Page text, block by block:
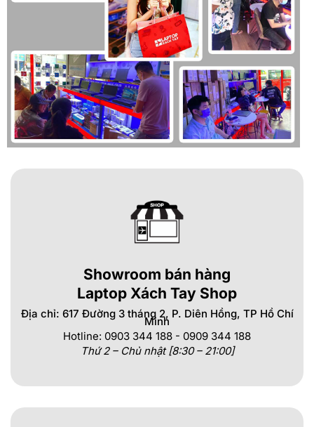
sử dụng.
: Đủ sức mạnh để xử lý các tác vụ học tập,
văn phòng và giải trí cơ bản một cách mượt mà.
Bàn phím và touchpad tốt:Mang lại trải nghiệm gõ phím và
thao tác thoải mái.
Đa dạng cổng kết nối: Hỗ trợ tốt cho việc kết nối với các
thiết bị ngoại vi.
Thương hiệu uy tín:Dell là một thương hiệu laptop được tin
cậy trên toàn thế giới với dịch vụ hỗ trợ và bảo hành tốt.
Nhược Điểm Cần Cân Nhắc
Màn hình hiển thị ở mức cơ bản: Độ sáng và độ phủ màu có
xác màu cao như thiết kế in ấn, đồ họa hình ảnh, video 3D
Thiết kế chưa thực sự nổi bật: Mang tính thực dụng cao hơn
là tính thẩm mỹ.
Hiệu năng đồ họa tích hợp: Không phù hợp cho các tác vụ
đồ họa nặng hoặc chơi các game đòi hỏi cấu hình cao.
Vậy, Laptop Dell Latitude 3420 Có Phải Lựa Chọn Tốt Cho
Showroom bán hàng
Laptop Xách Tay Shop
Địa chỉ: 617 Đường 3 tháng 2, P. Diên Hồng, TP Hồ Chí
Minh
Hotline: 0903 344 188 - 0909 344 188
Thứ 2 – Chủ nhật [8:30 – 21:00]